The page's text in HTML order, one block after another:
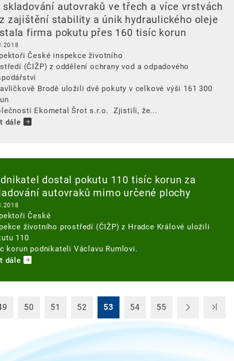
skladování autovraků ve třech a více vrstvách
zajištění stability a únik hydraulického oleje
firma pokutu přes 160 tisíc korun
České inspekce životního
(ČIŽP) z oddělení ochrany vod a odpadového
Brodě uložili dvě pokuty v celkové výši 161 300
Ekometal Šrot s.r.o. Zjistili, že...
dále
dostal pokutu 110 tisíc korun za
autovraků mimo určené plochy
České
životního prostředí (ČIŽP) z Hradce Králové uložili
110
korun podnikateli Václavu Rumlovi.
dále
50 51 52 53 54 55